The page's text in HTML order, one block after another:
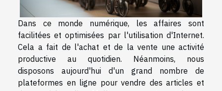
Dans ce monde numérique, les affaires sont
facilitées et optimisées par l'utilisation d'Internet.
Cela a fait de l'achat et de la vente une activité
productive au quotidien. Néanmoins, nous
disposons aujourd'hui d'un grand nombre de
plateformes en ligne pour vendre des articles et